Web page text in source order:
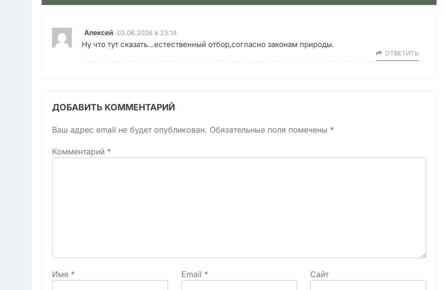
Алексей :03.06.2026 в 23:14
Ну что тут сказать…естественный отбор,согласно законам природы.
ОТВЕТИТЬ
ДОБАВИТЬ КОММЕНТАРИЙ
Ваш адрес email не будет опубликован. Обязательные поля помечены *
Комментарий *
Имя * Email * Сайт